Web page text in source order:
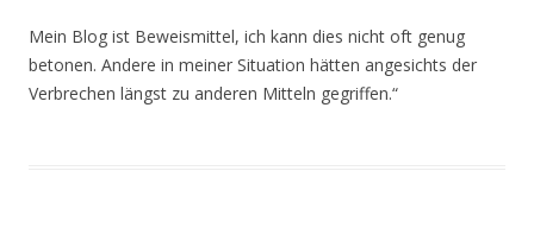
Mein Blog ist Beweismittel, ich kann dies nicht oft genug
betonen. Andere in meiner Situation hätten angesichts der
Verbrechen längst zu anderen Mitteln gegriffen.“